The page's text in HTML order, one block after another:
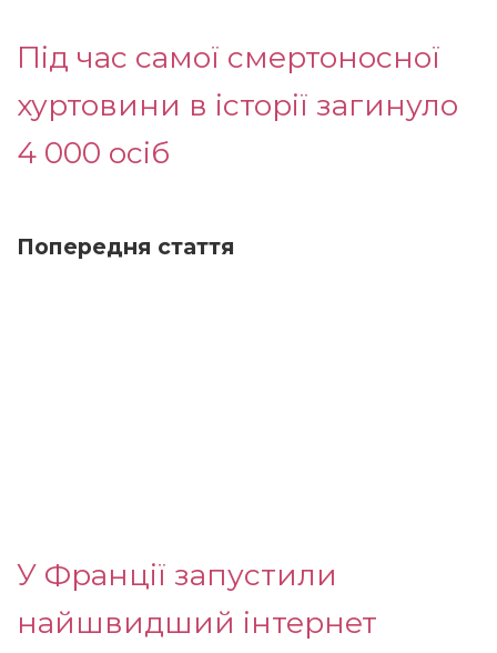
Під час самої смертоносної
хуртовини в історії загинуло
4 000 осіб
Попередня стаття
У Франції запустили
найшвидший інтернет